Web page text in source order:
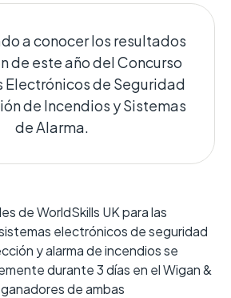
a conocer los resultados
de este año del Concurso
Electrónicos de Seguridad
de Incendios y Sistemas
de Alarma.
de WorldSkills UK para las
electrónicos de seguridad
y alarma de incendios se
durante 3 días en el Wigan &
de ambas